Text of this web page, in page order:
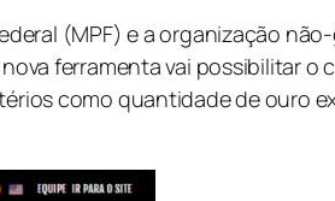
(MPF) e a organização
nova ferramenta vai possibilitar
como quantidade de ouro